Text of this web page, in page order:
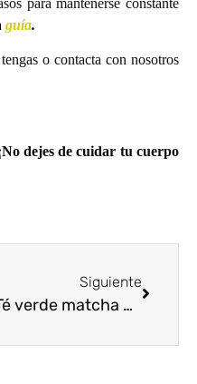
para mantenerse constante
guía.
o contacta con nosotros
dejes de cuidar tu cuerpo
Siguiente
Té verde matcha propiedades & Té verde para adelgazar